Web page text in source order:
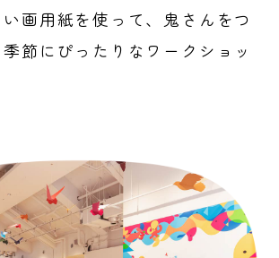
画用紙を使って、鬼さんをつ
節にぴったりなワークショッ